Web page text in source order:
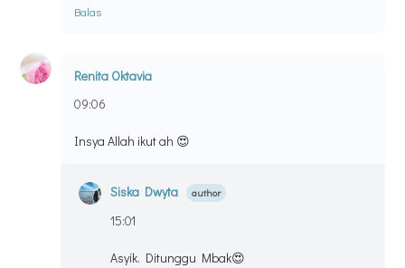
Balas
Renita Oktavia
09:06
Insya Allah ikut ah 😍
Siska Dwyta
15:01
Asyik. Ditunggu Mbak😍